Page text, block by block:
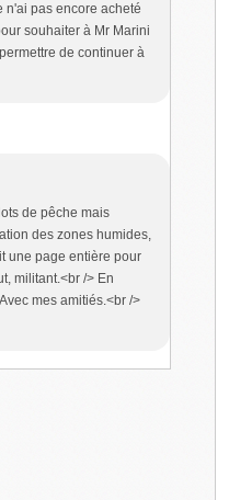
n'ai pas encore acheté
souhaiter à Mr Marini
de continuer à
de pêche mais
des zones humides,
une page entière pour
militant.<br /> En
mes amitiés.<br />